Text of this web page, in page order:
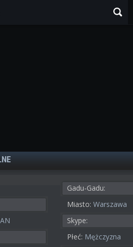
Gadu-Gadu:
Miasto: Warszawa
Skype:
Płeć: Mężczyzna